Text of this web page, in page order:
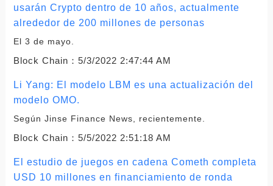
usarán Crypto dentro de 10 años, actualmente
alrededor de 200 millones de personas
El 3 de mayo.
Block Chain： 5/3/2022 2:47:44 AM
Li Yang: El modelo LBM es una actualización del
modelo OMO.
Según Jinse Finance News, recientemente.
Block Chain： 5/5/2022 2:51:18 AM
El estudio de juegos en cadena Cometh completa
USD 10 millones en financiamiento de ronda